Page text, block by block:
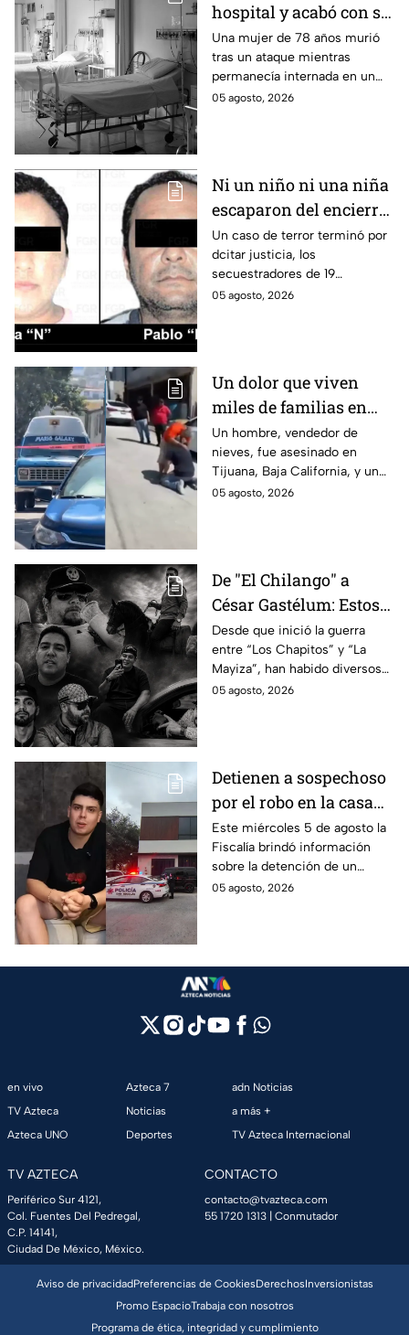
hospital y acabó con su
vida: Hombre habría
asfixiado a su suegra
mientras estaba
internada en Veracruz
Una mujer de 78 años murió
tras un ataque mientras
permanecía internada en un
hospital de Veracruz;
05 agosto, 2026
Ni un niño ni una niña
escaparon del encierro:
así cayó la pareja que
retenía a 19 migrantes
en Puebla
Un caso de terror terminó por
dcitar justicia, los
secuestradores de 19
migrantes recibieron una
05 agosto, 2026
Un dolor que viven
miles de familias en
México: Así se
enteraron los
familiares de un
vendedor de nieves de
Un hombre, vendedor de
nieves, fue asesinado en
Tijuana, Baja California, y un
reportero captó el momento
05 agosto, 2026
De "El Chilango" a
César Gastélum: Estos
son los 10 influencers
asesinados por la
guerra entre "Los
Chapitos" y "La Mayiza"
Desde que inició la guerra
entre “Los Chapitos” y “La
Mayiza”, han habido diversos
asesinatos, entre ellos los de
05 agosto, 2026
Detienen a sospechoso
por el robo en la casa
de Karely Ruiz
Este miércoles 5 de agosto la
Fiscalía brindó información
sobre la detención de un
presunto responsable en el
05 agosto, 2026
en vivo
TV Azteca
Azteca UNO
Azteca 7
Noticias
Deportes
adn Noticias
a más +
TV Azteca Internacional
TV AZTECA
Periférico Sur 4121,
Col. Fuentes Del Pedregal,
C.P. 14141,
Ciudad De México, México.
CONTACTO
contacto@tvazteca.com
55 1720 1313 | Conmutador
Aviso de privacidadPreferencias de CookiesDerechosInversionistas
Promo EspacioTrabaja con nosotros
Programa de ética, integridad y cumplimiento